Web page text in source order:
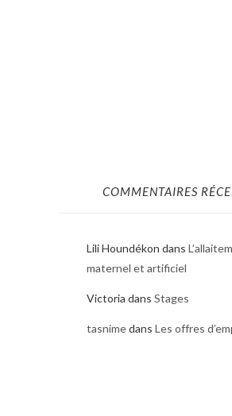
COMMENTAIRES
Lili Houndékon dans
maternel et artificiel
Victoria dans Stages
tasnimedans Les offres